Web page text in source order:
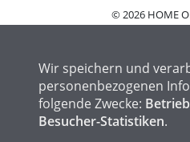
© 2026 HOME
FAQ
HOME OF WELDING
Wir speichern und
personenbezogenen
folgende Zwecke:
Besucher-Statistiken.